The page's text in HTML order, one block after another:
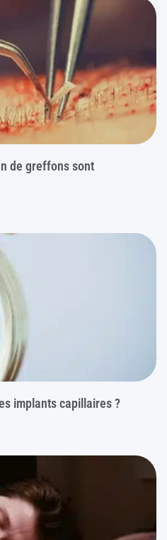
de greffons sont
implants capillaires ?